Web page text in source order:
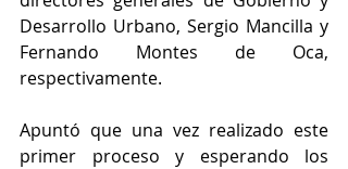
Desarrollo Urbano, Sergio Mancilla y
Fernando Montes de Oca,
respectivamente.
Apuntó que una vez realizado este
primer proceso y esperando los